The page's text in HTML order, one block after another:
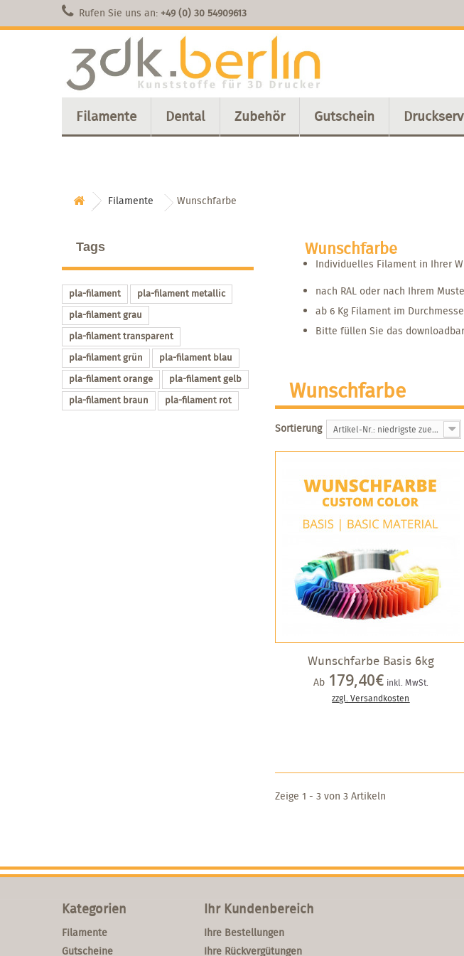
Rufen Sie uns an: +49 (0) 30 54909613
Filamente Dental Zubehör Gutschein
Filamente Wunschfarbe
Tags
pla-filament
pla-filament metallic
pla-filament grau
pla-filament transparent
pla-filament grün
pla-filament blau
pla-filament orange
pla-filament gelb
pla-filament braun
pla-filament rot
Wunschfarbe
Individuelles Filament in Ihrer
nach RAL oder nach Ihrem
ab 6 Kg Filament im
Bitte füllen Sie das
Wunschfarbe
Sortierung Artikel-Nr.: niedrigste zuerst
Wunschfarbe Basis 6kg
Ab 179,40€ inkl. MwSt.
zzgl. Versandkosten
Zeige 1 - 3 von 3 Artikeln
Kategorien
Filamente
Gutscheine
Ihr Kundenbereich
Ihre Bestellungen
Ihre Rückvergütungen